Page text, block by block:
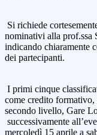
Si richiede
nominativi alla prof.ssa
indicando chiaramente
dei partecipanti.
I primi cinque
come credito formativo,
secondo livello, Gare
successivamente
mercoledì 15 aprile a